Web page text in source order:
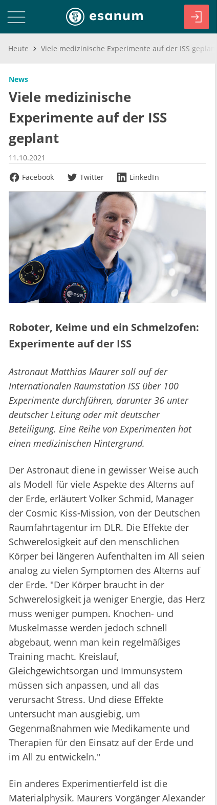
Heute Viele medizinische Experimente auf der ISS geplant
News
Viele medizinische
Experimente auf der ISS
geplant
11.10.2021
Facebook
Twitter LinkedIn
Roboter, Keime und ein Schmelzofen:
Experimente auf der ISS
Astronaut Matthias Maurer soll auf der
Internationalen Raumstation ISS über 100
Experimente durchführen, darunter 36 unter
deutscher Leitung oder mit deutscher
Beteiligung. Eine Reihe von Experimenten hat
einen medizinischen Hintergrund.
Der Astronaut diene in gewisser Weise auch
als Modell für viele Aspekte des Alterns auf
der Erde, erläutert Volker Schmid, Manager
der Cosmic Kiss-Mission, von der Deutschen
Raumfahrtagentur im DLR. Die Effekte der
Schwerelosigkeit auf den menschlichen
Körper bei längeren Aufenthalten im All seien
analog zu vielen Symptomen des Alterns auf
der Erde. "Der Körper braucht in der
Schwerelosigkeit ja weniger Energie, das Herz
muss weniger pumpen. Knochen- und
Muskelmasse werden jedoch schnell
abgebaut, wenn man kein regelmäßiges
Training macht. Kreislauf,
Gleichgewichtsorgan und Immunsystem
müssen sich anpassen, und all das
verursacht Stress. Und diese Effekte
untersucht man ausgiebig, um
Gegenmaßnahmen wie Medikamente und
Therapien für den Einsatz auf der Erde und
im All zu entwickeln."
Ein anderes Experimentierfeld ist die
Materialphysik. Maurers Vorgänger Alexander